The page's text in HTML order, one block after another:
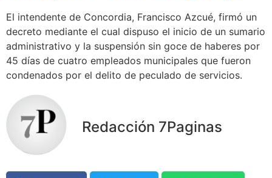
El intendente de Concordia, Francisco Azcué, firmó un
decreto mediante el cual dispuso el inicio de un sumario
administrativo y la suspensión sin goce de haberes por
45 días de cuatro empleados municipales que fueron
condenados por el delito de peculado de servicios.
Redacción 7Paginas